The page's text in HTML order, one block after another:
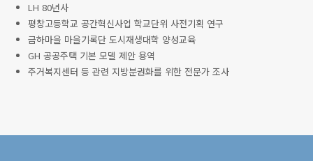
LH 80년사
평창고등학교 공간혁신사업 학교단위 사전기획 연구
금하마을 마을기록단 도시재생대학 양성교육
GH 공공주택 기본 모델 제안 용역
주거복지센터 등 관련 지방분권화를 위한 전문가 조사